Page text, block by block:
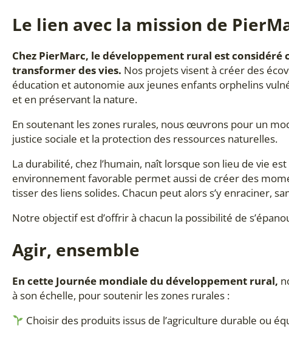
Le lien avec la mission de
Chez PierMarc, le développement rural est
transformer des vies. Nos projets visent à créer des
éducation et autonomie aux jeunes enfants orphelins
et en préservant la nature.
En soutenant les zones rurales, nous œuvrons pour un
justice sociale et la protection des ressources naturelles.
La durabilité, chez l’humain, naît lorsque son lieu de vie
environnement favorable permet aussi de créer des
tisser des liens solides. Chacun peut alors s’y enraciner,
Notre objectif est d’offrir à chacun la possibilité de
Agir, ensemble
En cette Journée mondiale du développement rural,
à son échelle, pour soutenir les zones rurales :
Choisir des produits issus de l’agriculture durable ou